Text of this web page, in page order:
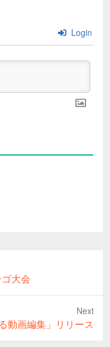
Login
大会
Next
動画編集」リリース